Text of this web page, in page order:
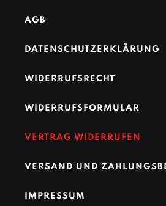
AGB
DATENSCHUTZERKLÄRUNG
WIDERRUFSRECHT
WIDERRUFSFORMULAR
VERTRAG WIDERRUFEN
VERSAND UND
IMPRESSUM